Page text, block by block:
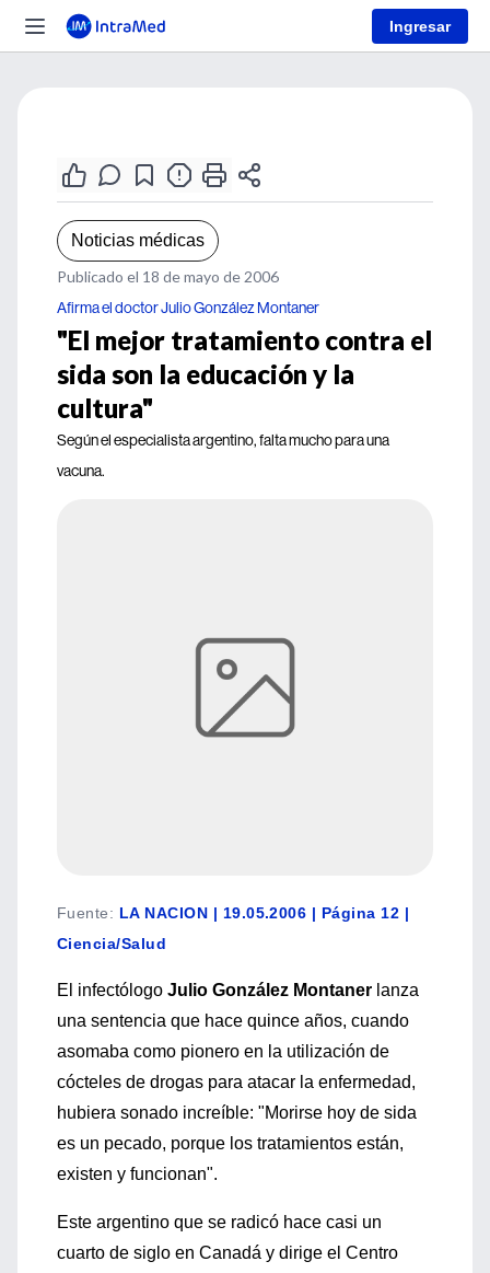
Ingresar
Noticias médicas
Publicado el 18 de mayo de 2006
Afirma el doctor Julio González Montaner
"El mejor tratamiento contra el
sida son la educación y la
cultura"
Según el especialista argentino, falta mucho para una
vacuna.
Fuente: LA NACION | 19.05.2006 | Página 12 |
Ciencia/Salud
El infectólogo Julio González Montaner lanza
una sentencia que hace quince años, cuando
asomaba como pionero en la utilización de
cócteles de drogas para atacar la enfermedad,
hubiera sonado increíble: "Morirse hoy de sida
es un pecado, porque los tratamientos están,
existen y funcionan".
Este argentino que se radicó hace casi un
cuarto de siglo en Canadá y dirige el Centro